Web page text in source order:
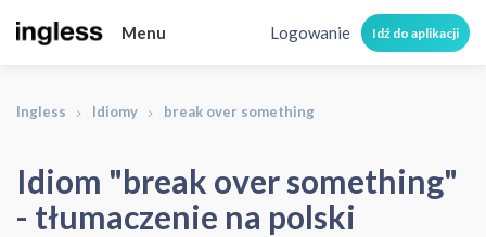
Menu Logowanie Idź do aplikacji
Ingless Idiomy break over something
Idiom "break over something"
- tłumaczenie na polski